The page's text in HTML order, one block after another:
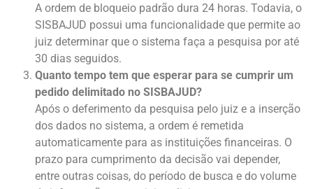
A ordem de bloqueio padrão dura 24 horas. Todavia, o
SISBAJUD possui uma funcionalidade que permite ao
juiz determinar que o sistema faça a pesquisa por até
30 dias seguidos.
Quanto tempo tem que esperar para se cumprir um
pedido delimitado no SISBAJUD?
Após o deferimento da pesquisa pelo juiz e a inserção
dos dados no sistema, a ordem é remetida
automaticamente para as instituições financeiras. O
prazo para cumprimento da decisão vai depender,
entre outras coisas, do período de busca e do volume